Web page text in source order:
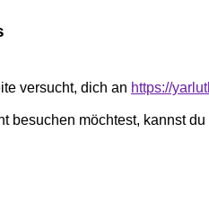
versucht, dich an https://
besuchen möchtest, kannst du